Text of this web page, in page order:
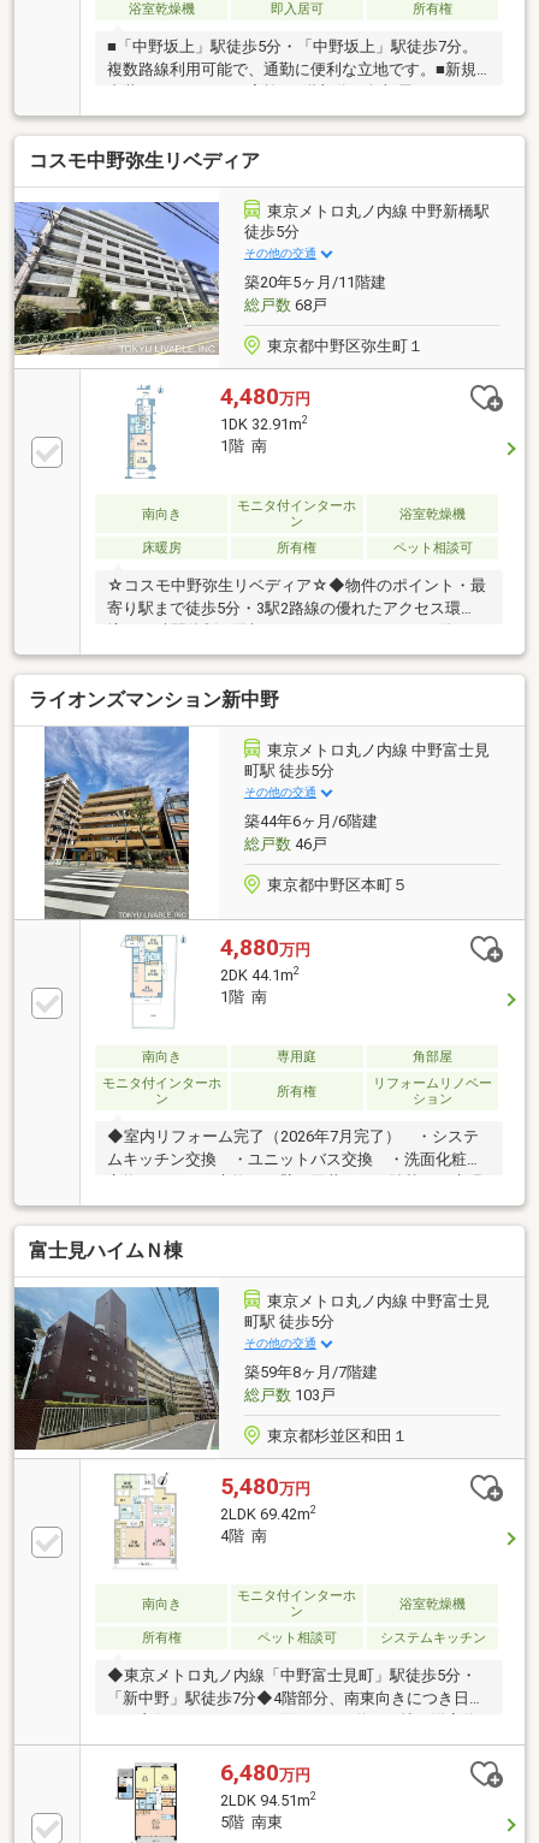
浴室乾燥機
即入居可 所有権
■「中野坂上」駅徒歩5分・「中野坂上」駅徒歩7分。
複数路線利用可能で、通勤に便利な立地です。■新規
採光に優れた住空間です。■約14帖超のLDKを中心と
したゆとりある2LDK。家具配置もしやすく、快適に暮
らせます。■オートロック・宅配ボックス完備。24時
間ゴミ出し可能です。◎当日内見・即日対応可能（夜
間もご相談ください）■内見予約・資料請求はお気軽
にお問い合わせください■お急ぎの方は担当携帯へ直
接ご連絡いただけます携帯：070-9346-4077※留守電の
場合は「物件名」をお残しください。最短で折り返し
いたします。
コスモ中野弥生リベディア
東京メトロ丸ノ内線 中野新橋駅
徒歩5分
その他の交通
築20年5ヶ月/11階建
総戸数68戸
東京都中野区弥生町１
4,480万円
1DK 32.91m2
1階 南
南向き
モニタ付インターホ
ン
浴室乾燥機
床暖房 所有権 ペット相談可
☆コスモ中野弥生リベディア☆◆物件のポイント・最
寄り駅まで徒歩5分・3駅2路線の優れたアクセス環
為セキュリティ◎◆専有部のポイント・南向き住戸・
TES式床暖房有り・ペット飼育可(細則有)・玄関前に
プライベートスペースが確保できるポーチ付き◆ライ
フインフォメーション・マルエツ中野新橋店 89 m ・
ファミリーマート中野弥生町店 44 m・まいばすけっと
中野新橋駅前店 209 m・ウエルシア中野新橋店 87 m・
京王バス/花見橋 32 m・業務スーパー中野弥生町店
610 m ・中野なおクリニック 88 m
ライオンズマンション新中野
東京メトロ丸ノ内線 中野富士見
町駅 徒歩5分
その他の交通
築44年6ヶ月/6階建
総戸数46戸
東京都中野区本町５
4,880万円
2DK 44.1m2
1階 南
南向き 専用庭
角部屋
モニタ付インターホ
ン
所有権
リフォームリノベー
ション
◆室内リフォーム完了（2026年7月完了） ・システ
ムキッチン交換 ・ユニットバス交換 ・洗面化粧台
替（フローリング） ・建具交換 ・給排水管交換
（専有部分） 等◆2路線2駅徒歩圏内東京メトロ丸ノ
内線「新中野」駅徒歩8分東京メトロ丸ノ内方南支線
「中野富士見町」駅徒歩5分◆東南角部屋・1階・広々
とした専用庭39.89m2◆専有面積44.10m2・2DKタイプ
◆南側は本五ふれあい公園につき陽当たり・眺望良好
◆総戸数46戸◆カメラモニター付オートロック有◆エ
レベーター有
富士見ハイムＮ棟
東京メトロ丸ノ内線 中野富士見
町駅 徒歩5分
その他の交通
築59年8ヶ月/7階建
総戸数103戸
東京都杉並区和田１
5,480万円
2LDK 69.42m2
4階 南
南向き
モニタ付インターホ
ン
浴室乾燥機
所有権 ペット相談可 システムキッチン
◆東京メトロ丸ノ内線「中野富士見町」駅徒歩5分・
「新中野」駅徒歩7分◆4階部分、南東向きにつき日当
7.0帖◆玄関にシューズインクロークを配置 洋室には
デスク・カウンター・クローゼットあり◆和室約4.5
帖、押入付き。 LDKと洋室、和室を分けた2LDK+SIC
の間取り◆ペット飼育可【地域密着44年】西荻窪の昭
和建物です。杉並・中野・武蔵野・練馬に特化し、不
6,480万円
2LDK 94.51m2
5階 南東